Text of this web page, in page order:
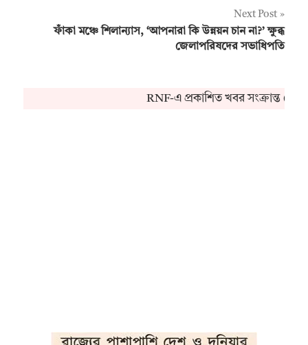
Next Post
ফাঁকা মঞ্চে শিলান্যাস, ‘আপনারা কি উন্নয়ন চান না?’ ক্ষুব্ধ
জেলাপরিষদের সভাধিপতি
RNF-এ প্রকাশিত খবর সংক্রান্ত